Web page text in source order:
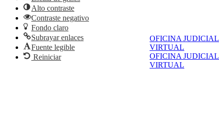
OFICINA JUDICIAL
VIRTUAL
OFICINA JUDICIAL
VIRTUAL
Alto contraste
Contraste negativo
Fondo claro
Subrayar enlaces
Fuente legible
Reiniciar